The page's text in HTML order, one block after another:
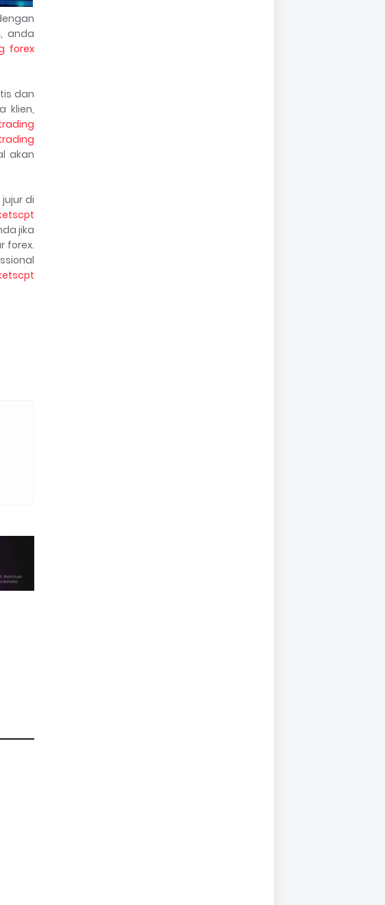
anda
forex
dan
klien,
akan
di
jika
forex.